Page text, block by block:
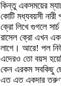
কিন্তু একসময়ের
কোটি মধ্যবয়সী
ক্রো লিখে গুগলে
রাসেল ক্রো এখন
লাগে। আরে! পল
এদেরও তো বয়স
কেন এরকম সবকিছু
এত এত একদার তরুণ